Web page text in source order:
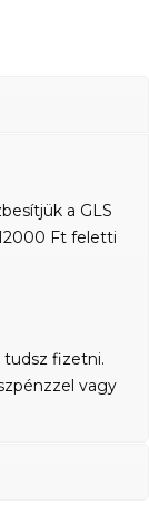
a GLS
Ft feletti
tudsz fizetni.
vagy